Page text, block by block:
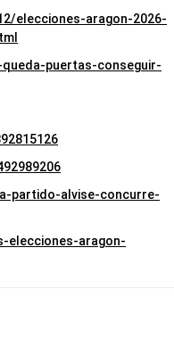
elecciones-aragon-2026-
puertas-conseguir-
partido-alvise-concurre-
elecciones-aragon-